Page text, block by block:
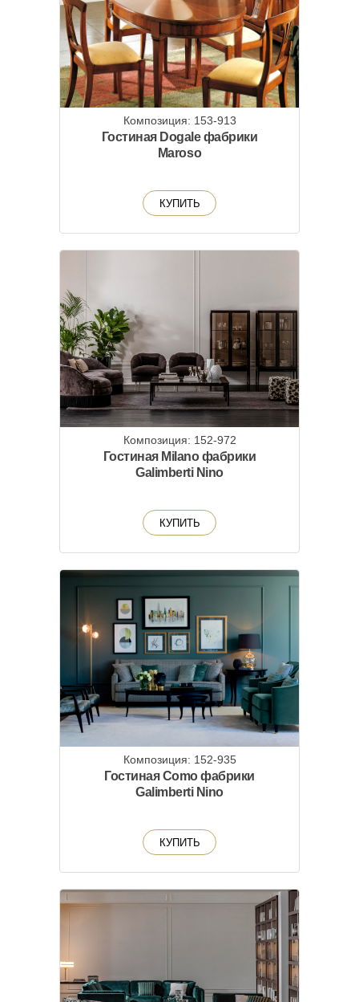
Композиция: 153-913
Гостиная Dogale фабрики
Maroso
КУПИТЬ
Композиция: 152-972
Гостиная Milano фабрики
Galimberti Nino
КУПИТЬ
Композиция: 152-935
Гостиная Como фабрики
Galimberti Nino
КУПИТЬ